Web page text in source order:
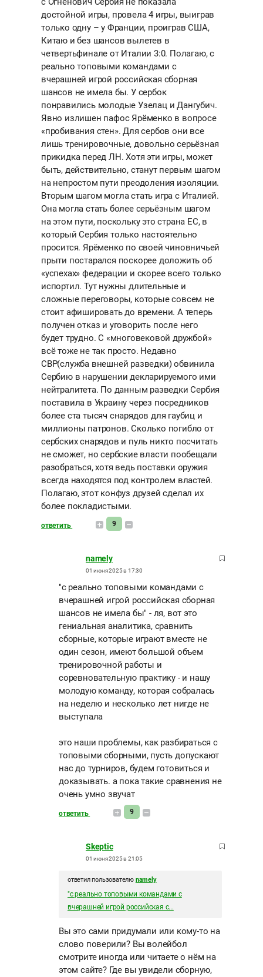
достойной игры, провела 4 игры, выиграв
только одну – у Франции, проиграв США,
Китаю и без шансов вылетев в
четвертьфинале от Италии 3:0. Полагаю, с
реально топовыми командами с
вчерашней игрой российская сборная
шансов не имела бы. У сербок
понравились молодые Узелац и Дангубич.
Явно излишен пафос Ярёменко в вопросе
«пробивания стен». Для сербов они все
лишь тренировочные, довольно серьёзная
прикидка перед ЛН. Хотя эти игры, может
быть, действительно, станут первым шагом
на непростом пути преодоления изоляции.
Вторым шагом могла стать игра с Италией.
Она могла стать более серьёзным шагом
на этом пути, поскольку это страна ЕС, в
который Сербия только настоятельно
просится. Ярёменко по своей чиновничьей
прыти постарался поскорее доложить об
«успехах» федерации и скорее всего только
испортил. Тут нужны длительные и
сложные переговоры, которые совсем не
стоит афишировать до времени. А теперь
получен отказ и уговорить после него
будет трудно. C «многовековой дружбой»
всё тоже не так просто. Недавно
СВР(служба внешней разведки) обвинила
Сербию в нарушении декларируемого ими
нейтралитета. По данным разведки Сербия
поставила в Украину через посредников
более ста тысяч снарядов для гаубиц и
миллионы патронов. Сколько погибло от
сербских снарядов и пуль никто посчитать
не сможет, но сербские власти пообещали
разобраться, хотя ведь поставки оружия
всегда находятся под контролем властей.
Полагаю, этот конфуз друзей сделал их
более покладистыми.
ответить 9
namely
01 июня 2025 в 17:30
"с реально топовыми командами с
вчерашней игрой российская сборная
шансов не имела бы" - ля, вот это
гениальная аналитика, сравнить
сборные, которые играют вместе не
один сезон, имеют большой объем
тренировочной работы и
соревновательную практику - и нашу
молодую команду, которая собралась
на неделю и несколько лет нигде не
выступала
это наши проблемы, как разбираться с
топовыми сборными, пусть допускают
нас до турниров, будем готовиться и
доказывать. а пока такие сравнения не
очень умно звучат
ответить 9
Skeptic
01 июня 2025 в 21:05
ответил пользователю namely
"с реально топовыми командами с
вчерашней игрой российская с...
Вы это сами придумали или кому-то на
слово поверили? Вы волейбол
смотрите иногда или читаете о нём на
этом сайте? Где вы увидели сборную,